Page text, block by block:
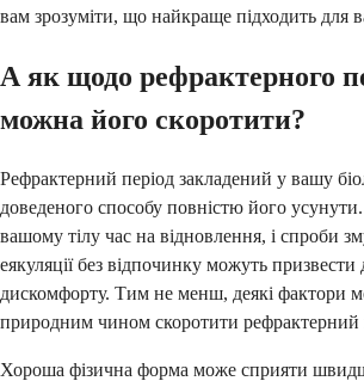
вам зрозуміти, що найкраще підходить для
А як щодо рефрактерного
можна його скоротити?
Рефрактерний період закладений у вашу
доведеного способу повністю його
вашому тілу час на відновлення, і спроби
еякуляції без відпочинку можуть
дискомфорту. Тим не менш, деякі фактори
природним чином скоротити рефрактерний
Хороша фізична форма може сприяти